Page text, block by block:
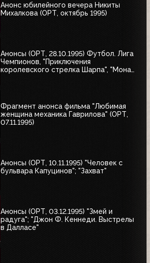
Анонс юбилейного вечера Никиты
Михалкова (ОРТ, октябрь 1995)
Анонсы (ОРТ, 28.10.1995) Футбол. Лига
Чемпионов, "Приключения
королевского стрелка Шарпа", "Мона
Фрагмент анонса фильма "Любимая
женщина механика Гаврилова" (ОРТ,
07.11.1995)
Анонсы (ОРТ, 10.11.1995) "Человек с
бульвара Капуцинов"; "Захват"
Анонсы (ОРТ, 03.12.1995) "Змей и
радуга"; "Джон Ф. Кеннеди. Выстрелы
в Далласе"